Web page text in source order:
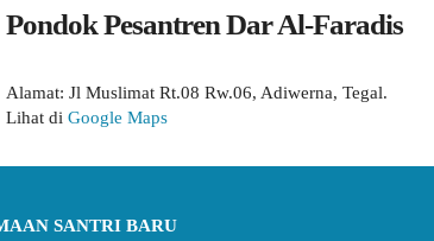
Pondok Pesantren Dar Al-Faradis
Alamat: Jl Muslimat Rt.08 Rw.06, Adiwerna, Tegal.
Lihat di Google Maps
SANTRI BARU